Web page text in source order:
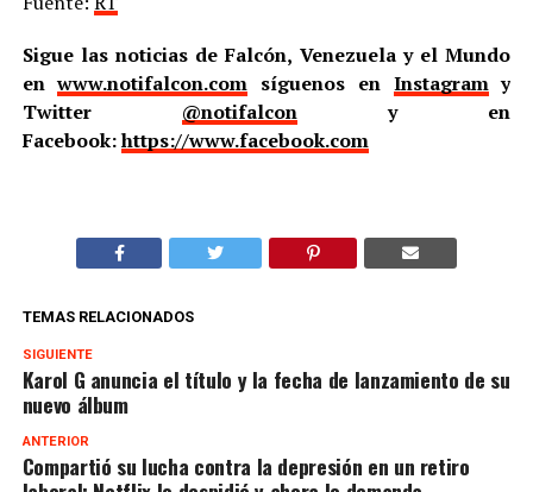
Sigue las noticias de Falcón, Venezuela y el Mundo
enwww.notifalcon.com síguenos en Instagramy
Twitter @notifalcony en
Facebook:https://www.facebook.com
TEMAS RELACIONADOS
SIGUIENTE
Karol G anuncia el título y la fecha de lanzamiento de su
nuevo álbum
ANTERIOR
Compartió su lucha contra la depresión en un retiro